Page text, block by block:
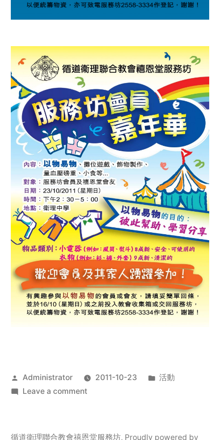
Posted
by
Administrator 2011-10-23
Posted
活動
Leave a commenton
服
循道衛理聯合教會禧恩堂服務坊, Proudly powered by